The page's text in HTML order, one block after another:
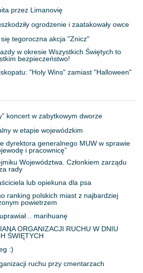
przez Limanovię
ogrodzenie i zaatakowały owce
tegoroczna akcja "Znicz"
w okresie Wszystkich Świętych to
bezpieczeństwo!
"Holy Wins" zamiast "Halloween"
koncert w zabytkowym dworze
w etapie wojewódzkim
dyrektora generalnego MUW w sprawie
i pracownicę”
Województwa. Członkiem zarządu
rady
lub opiekuna dla psa
ranking polskich miast z najbardziej
powietrzem
marihuanę
ORGANIZACJI RUCHU W DNIU
ŚWIĘTYCH
:)
ruchu przy cmentarzach